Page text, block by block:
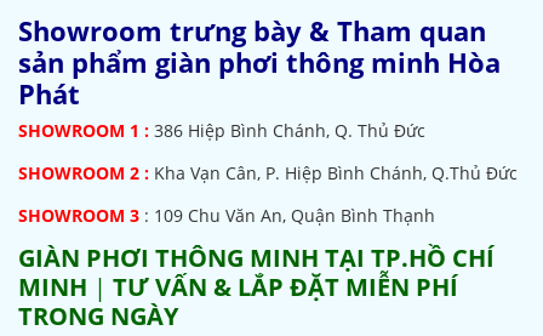
Showroom trưng bày & Tham quan
sản phẩm giàn phơi thông minh Hòa
Phát
SHOWROOM 1 : 386 Hiệp Bình Chánh, Q. Thủ Đức
SHOWROOM 2 : Kha Vạn Cân, P. Hiệp Bình Chánh, Q.Thủ Đức
SHOWROOM 3 : 109 Chu Văn An, Quận Bình Thạnh
GIÀN PHƠI THÔNG MINH TẠI TP.HỒ CHÍ
MINH | TƯ VẤN & LẮP ĐẶT MIỄN PHÍ
TRONG NGÀY